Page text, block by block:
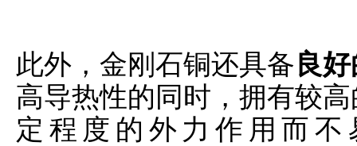
此外，金刚石铜还具备 良
高导热性的同时，拥有较
定程度的外力作用而